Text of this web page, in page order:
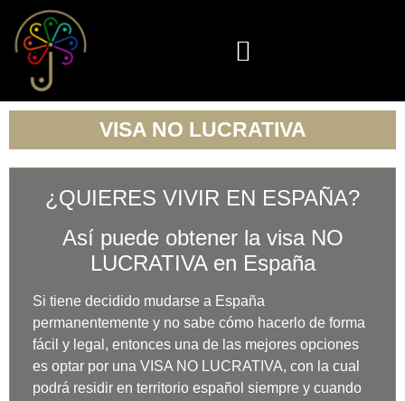
VISA NO LUCRATIVA
¿QUIERES VIVIR EN ESPAÑA?
Así puede obtener la visa NO
LUCRATIVA en España
Si tiene decidido mudarse a España
permanentemente y no sabe cómo hacerlo de forma
fácil y legal, entonces una de las mejores opciones
es optar por una VISA NO LUCRATIVA, con la cual
podrá residir en territorio español siempre y cuando